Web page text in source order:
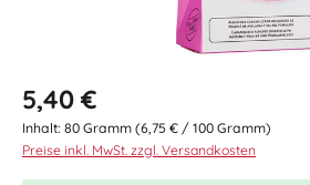
Regulärer Preis:
5,40 €
Inhalt: 80 Gramm (6,75 € / 100 Gramm)
Preise inkl. MwSt. zzgl. Versandkosten